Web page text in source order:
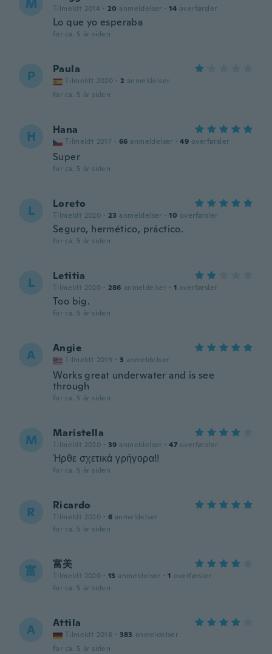
M Tilmeldt 2014 · 20 anmeldelser · 14 overførsler
Lo que yo esperaba
for ca. 5 år siden
P Paula
Tilmeldt 2020 · 2 anmeldelser
for ca. 5 år siden
H Hana
Tilmeldt 2017 · 66 anmeldelser · 49 overførsler
Super
for ca. 5 år siden
L Loreto
Tilmeldt 2020 · 23 anmeldelser · 10 overførsler
Seguro, hermético, práctico.
for ca. 5 år siden
L Letitia
Tilmeldt 2020 · 286 anmeldelser · 1 overførsler
Too big.
for ca. 5 år siden
A Angie
Tilmeldt 2019 · 3 anmeldelser
Works great underwater and is see
through
for ca. 5 år siden
M Maristella
Tilmeldt 2020 · 39 anmeldelser · 47 overførsler
Ήρθε σχετικά γρήγορα!!
for ca. 5 år siden
R Ricardo
Tilmeldt 2020 · 6 anmeldelser
for ca. 5 år siden
富 富美
Tilmeldt 2020 · 13 anmeldelser · 1 overførsler
for ca. 5 år siden
A Attila
Tilmeldt 2018 · 383 anmeldelser
for ca. 5 år siden